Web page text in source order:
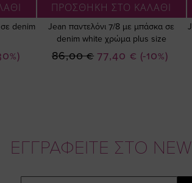
denim
ΠΡΟΣΘΗΚΗ ΣΤΟ ΚΑΛΑΘΙ
Jean παντελόνι 7/8 με μπάσκα σε
denim white χρώμα plus size
(-10%)
Ειδική
77,40 €
86,00 €
ΕΓΓΡΑΦΕΙΤΕ ΣΤΟ